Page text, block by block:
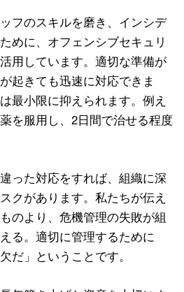
フのスキルを磨き、インシデ
めに、オフェンシブセキュリ
用しています。適切な準備が
起きても迅速に対応できま
最小限に抑えられます。例え
を服用し、2日間で治せる程度
った対応をすれば、組織に深
クがあります。私たちが伝え
のより、危機管理の失敗が組
る。適切に管理するために
だ」ということです。